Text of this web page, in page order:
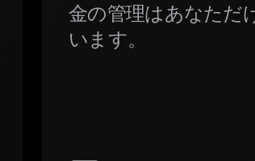
金の管理はあなただ
います。